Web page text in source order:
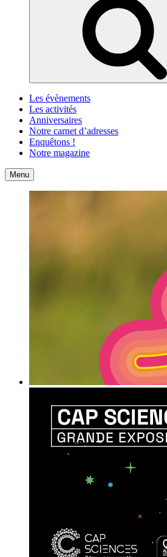
Les évènements
Les activités
Anniversaires
Notre carnet d’adresses
Enquêtons !
Notre magazine
Accueil
Menu Contact